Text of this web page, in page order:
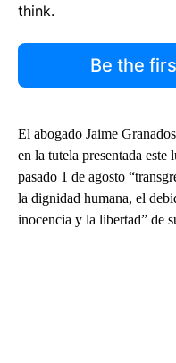
think.
Be the
El abogado Jaime
en la tutela presentada este
pasado 1 de agosto
la dignidad humana, el
inocencia y la libertad” de